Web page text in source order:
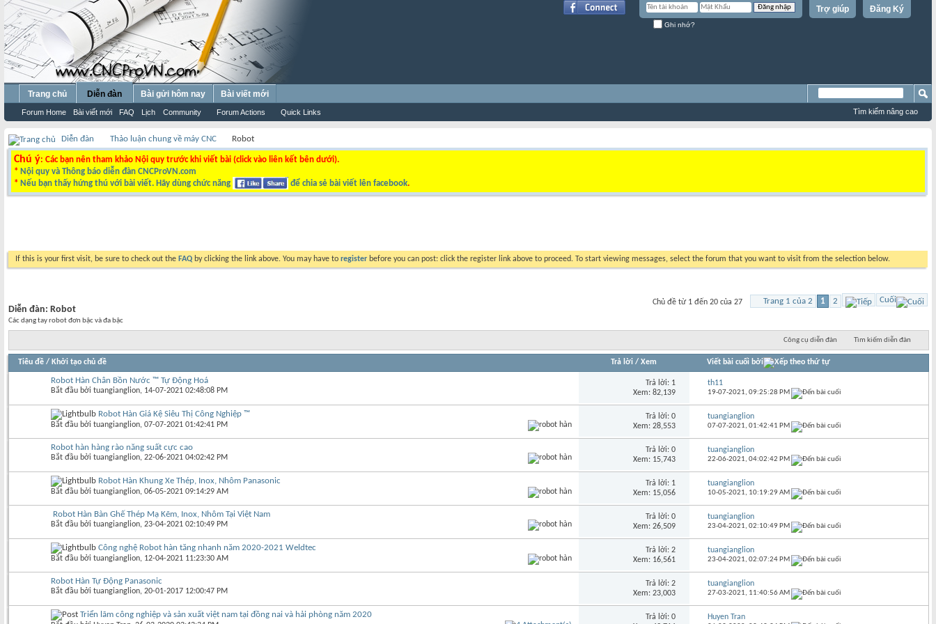
Đăng Ký
Trợ giúp
Ghi nhớ?
Trang chủ Diễn đàn
Forum Home Bài viết mới FAQ Lịch Community Forum Actions Quick Links
Bài gửi hôm nay Bài viết mới
Tìm kiếm nâng cao
Diễn đàn Thảo luận chung về máy CNC Robot
Chú ý: Các bạn nên tham khảo Nội quy trước khi viết bài (click vào liên kết bên dưới).
* Nội quy và Thông báo diễn đàn CNCProVN.com
* Nếu bạn thấy hứng thú với bài viết. Hãy dùng chức năng để chia sẻ bài viết lên facebook.
If this is your first visit, be sure to check out the FAQ by clicking the link above. You may have to register before you can post: click the register link above to proceed. To start viewing messages, select the forum that you want to visit from the selection below.
Trang 1 của 2 1 2 Cuối
Chủ đề từ 1 đến 20 của 27
Diễn đàn: Robot
Các dạng tay robot đơn bậc và đa bậc
Công cụ diễn đàn Tìm kiếm diễn đàn
Tiêu đề / Khởi tạo chủ đề Trả lời/ Xem Viết bài cuối bởi
Robot Hàn Chân Bồn Nước ™ Tự Động Hoá
Bắt đầu bởi tuangianglion‎, 14-07-2021 02:48:08 PM
Trả lời: 1
Xem: 82,139
th11
19-07-2021,09:25:28 PM
Robot Hàn Giá Kệ Siêu Thị Công Nghiệp ™
Bắt đầu bởi tuangianglion‎, 07-07-2021 01:42:41 PM
Trả lời: 0
Xem: 28,553
tuangianglion
07-07-2021,01:42:41 PM
Robot hàn hàng rào năng suất cực cao
Bắt đầu bởi tuangianglion‎, 22-06-2021 04:02:42 PM
Trả lời: 0
Xem: 15,743
tuangianglion
22-06-2021,04:02:42 PM
Robot Hàn Khung Xe Thép, Inox, Nhôm Panasonic
Bắt đầu bởi tuangianglion‎, 06-05-2021 09:14:29 AM
Trả lời: 1
Xem: 15,056
tuangianglion
10-05-2021, 10:19:29 AM
Robot Hàn Bàn Ghế Thép Mạ Kẽm, Inox, Nhôm Tại Việt Nam
Bắt đầu bởi tuangianglion‎, 23-04-2021 02:10:49 PM
Trả lời: 0
Xem: 26,509
tuangianglion
23-04-2021,02:10:49 PM
Công nghệ Robot hàn tăng nhanh năm 2020-2021 Weldtec
Bắt đầu bởi tuangianglion‎, 12-04-2021 11:23:30 AM
Trả lời: 2
Xem: 16,561
tuangianglion
23-04-2021,02:07:24 PM
Robot Hàn Tự Động Panasonic
Bắt đầu bởi tuangianglion‎, 20-01-2017 12:00:47 PM
Trả lời: 2
Xem: 23,003
tuangianglion
27-03-2021, 11:40:56 AM
Triển lãm công nghiệp và sản xuất việt nam tại đồng nai và hải phòng năm 2020
Trả lời: 0
Huyen Tran